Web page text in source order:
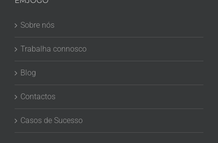
Sobre nós
Trabalha connosco
Blog
Contactos
Casos de Sucesso